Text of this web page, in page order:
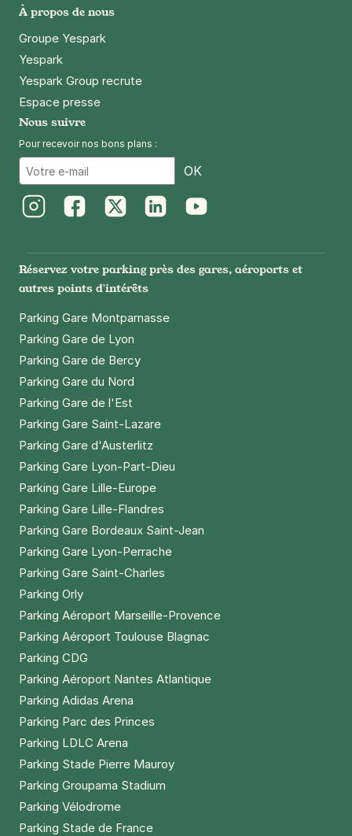
À propos de nous
Groupe Yespark
Yespark
Yespark Group recrute
Espace presse
Nous suivre
Pour recevoir nos bons plans :
OK
Réservez votre parking près des gares, aéroports et
autres points d'intérêts
Parking Gare Montparnasse
Parking Gare de Lyon
Parking Gare de Bercy
Parking Gare du Nord
Parking Gare de l'Est
Parking Gare Saint-Lazare
Parking Gare d'Austerlitz
Parking Gare Lyon-Part-Dieu
Parking Gare Lille-Europe
Parking Gare Lille-Flandres
Parking Gare Bordeaux Saint-Jean
Parking Gare Lyon-Perrache
Parking Gare Saint-Charles
Parking Orly
Parking Aéroport Marseille-Provence
Parking Aéroport Toulouse Blagnac
Parking CDG
Parking Aéroport Nantes Atlantique
Parking Adidas Arena
Parking Parc des Princes
Parking LDLC Arena
Parking Stade Pierre Mauroy
Parking Groupama Stadium
Parking Vélodrome
Parking Stade de France